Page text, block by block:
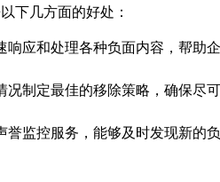
下几方面的好处：
响应和处理各种负面内容，帮助
制定最佳的移除策略，确保尽
誉监控服务，能够及时发现新的